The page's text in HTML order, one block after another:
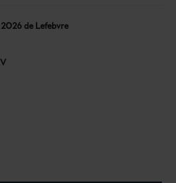
de Lefebvre